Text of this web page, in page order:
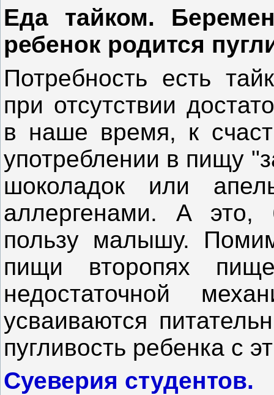
Еда тайком.
ребенок родится
Потребность есть
при отсутствии
в наше время, к
употреблении в пищу
шоколадок или
аллергенами. А это,
пользу малышу.
пищи второпях
недостаточной
усваиваются
пугливость ребенка с
Суеверия студентов.